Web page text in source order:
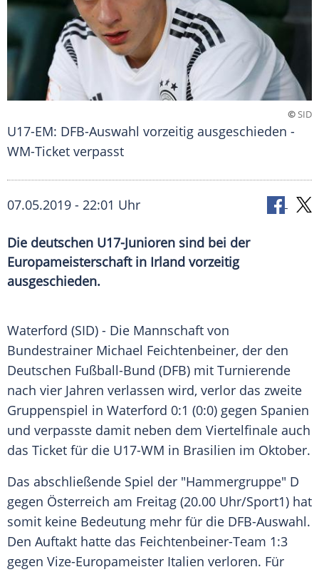
©SID
U17-EM: DFB-Auswahl vorzeitig ausgeschieden -
WM-Ticket verpasst
07.05.2019 - 22:01 Uhr
Die deutschen U17-Junioren sind bei der
Europameisterschaft in Irland vorzeitig
ausgeschieden.
Waterford (SID) - Die Mannschaft von
Bundestrainer Michael Feichtenbeiner, der den
Deutschen Fußball-Bund (DFB) mit Turnierende
nach vier Jahren verlassen wird, verlor das zweite
Gruppenspiel in Waterford 0:1 (0:0) gegen Spanien
und verpasste damit neben dem Viertelfinale auch
das Ticket für die U17-WM in Brasilien im Oktober.
Das abschließende Spiel der "Hammergruppe" D
gegen Österreich am Freitag (20.00 Uhr/Sport1) hat
somit keine Bedeutung mehr für die DFB-Auswahl.
Den Auftakt hatte das Feichtenbeiner-Team 1:3
gegen Vize-Europameister Italien verloren. Für